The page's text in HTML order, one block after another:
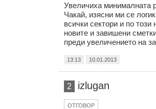
Увеличиха минималната
Чакай, изясни ми се
всички сектори и по
новите и завишени
преди увеличението на
13:13 10.01.2013
2 izlugan
ОТГОВОР